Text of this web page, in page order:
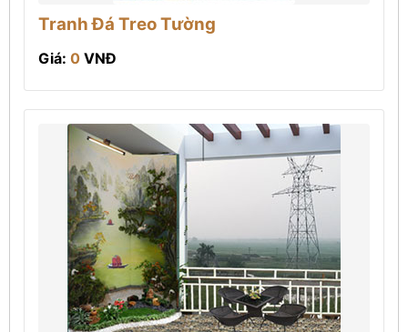
Tranh Đá Treo Tường
Giá: 0 VNĐ